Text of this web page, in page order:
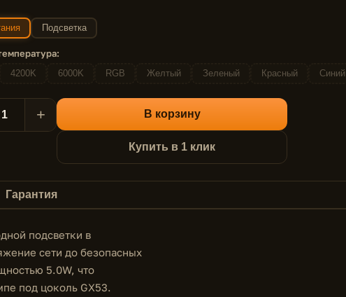
Подсветка
4200K 6000K RGB Желтый Зеленый Красный Синий
+ В корзину
Купить в 1 клик
Гарантия
подсветки в
сети до безопасных
5.0W, что
под цоколь GX53.